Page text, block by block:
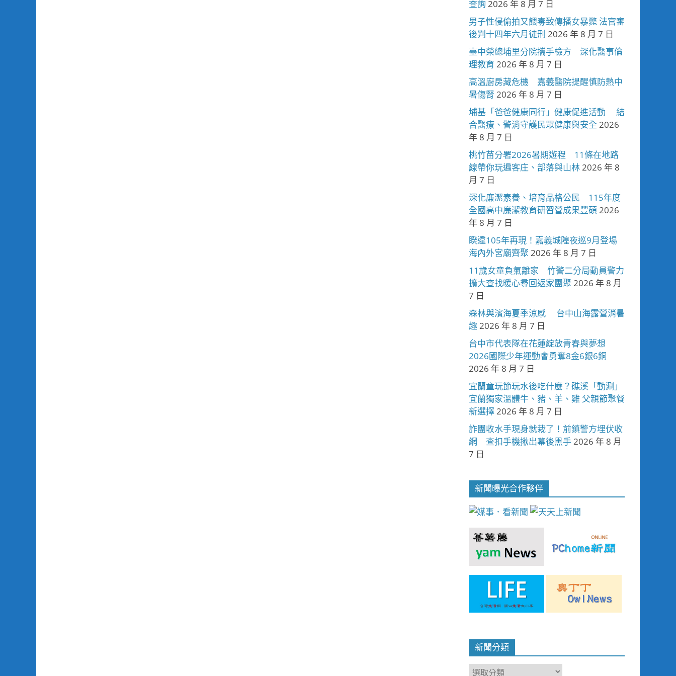
查詢 2026 年 8 月 7 日
男子性侵偷拍又餵毒致傳播女暴斃 法官審
後判十四年六月徒刑 2026 年 8 月 7 日
臺中榮總埔里分院攜手檢方 深化醫事倫
理教育 2026 年 8 月 7 日
高溫廚房藏危機 嘉義醫院提醒慎防熱中
暑傷腎 2026 年 8 月 7 日
埔基「爸爸健康同行」健康促進活動 結
合醫療、警消守護民眾健康與安全 2026
年 8 月 7 日
桃竹苗分署2026暑期遊程 11條在地路
線帶你玩遍客庄、部落與山林2026 年 8
月 7 日
深化廉潔素養、培育品格公民 115年度
全國高中廉潔教育研習營成果豐碩 2026
年 8 月 7 日
睽違105年再現！嘉義城隍夜巡9月登場
海內外宮廟齊聚 2026 年 8 月 7 日
11歲女童負氣離家 竹警二分局動員警力
擴大查找暖心尋回返家團聚 2026 年 8 月
7 日
森林與濱海夏季涼感 台中山海露營消暑
趣2026 年 8 月 7 日
台中市代表隊在花蓮綻放青春與夢想
2026國際少年運動會勇奪8金6銀6銅
2026 年 8 月 7 日
宜蘭童玩節玩水後吃什麼？礁溪「動涮」
宜蘭獨家溫體牛、豬、羊、雞 父親節聚餐
新選擇2026 年 8 月 7 日
詐團收水手現身就栽了！前鎮警方埋伏收
網 查扣手機揪出幕後黑手2026 年 8 月
7 日
新聞曝光合作夥伴
新聞分類
新